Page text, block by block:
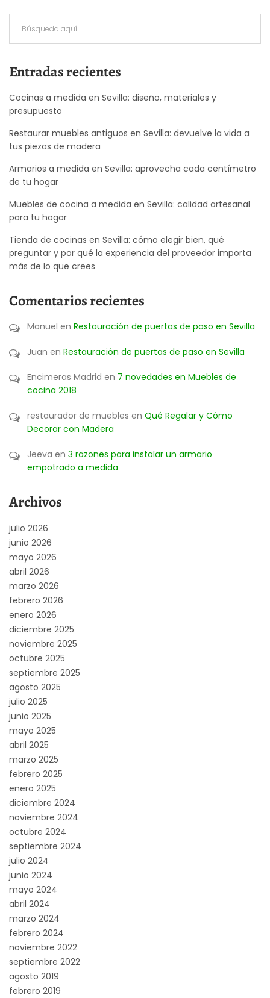
Entradas recientes
Cocinas a medida en Sevilla: diseño, materiales y
presupuesto
Restaurar muebles antiguos en Sevilla: devuelve la vida a
tus piezas de madera
Armarios a medida en Sevilla: aprovecha cada centímetro
de tu hogar
Muebles de cocina a medida en Sevilla: calidad artesanal
para tu hogar
Tienda de cocinas en Sevilla: cómo elegir bien, qué
preguntar y por qué la experiencia del proveedor importa
más de lo que crees
Comentarios recientes
Manuel en Restauración de puertas de paso en Sevilla
Juan en Restauración de puertas de paso en Sevilla
Encimeras Madrid en 7 novedades en Muebles de
cocina 2018
restaurador de muebles en Qué Regalar y Cómo
Decorar con Madera
Jeeva en 3 razones para instalar un armario
empotrado a medida
Archivos
julio 2026
junio 2026
mayo 2026
abril 2026
marzo 2026
febrero 2026
enero 2026
diciembre 2025
noviembre 2025
octubre 2025
septiembre 2025
agosto 2025
julio 2025
junio 2025
mayo 2025
abril 2025
marzo 2025
febrero 2025
enero 2025
diciembre 2024
noviembre 2024
octubre 2024
septiembre 2024
julio 2024
junio 2024
mayo 2024
abril 2024
marzo 2024
febrero 2024
noviembre 2022
septiembre 2022
agosto 2019
febrero 2019